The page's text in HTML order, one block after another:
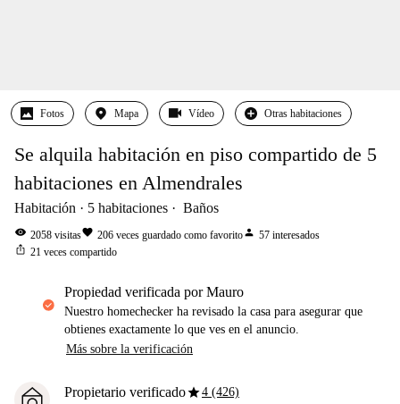
Fotos Mapa Vídeo Otras habitaciones
Se alquila habitación en piso compartido de 5
habitaciones en Almendrales
Habitación 5 habitaciones Baños
visibility 2058 visitasfavorite 206 veces guardado como favoritoperson 57 interesados
ios_share 21 veces compartido
propiedad verificada por Mauro
Nuestro homechecker ha revisado la casa para asegurar que
obtienes exactamente lo que ves en el anuncio.
Más sobre la verificación
Propietario verificadostar4 (426)